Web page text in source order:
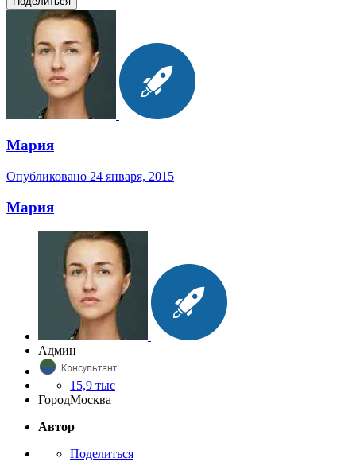
Мария
Опубликовано 24 января, 2015
Мария
Админ
15,9 тыс
ГородМосква
Автор
Поделиться